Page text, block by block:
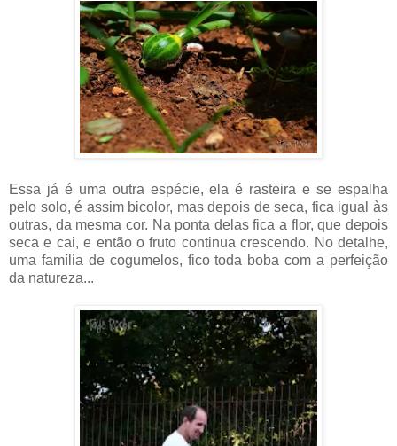
Essa já é uma outra espécie, ela é rasteira e se espalha
pelo solo, é assim bicolor, mas depois de seca, fica igual às
outras, da mesma cor. Na ponta delas fica a flor, que depois
seca e cai, e então o fruto continua crescendo. No detalhe,
uma família de cogumelos, fico toda boba com a perfeição
da natureza...